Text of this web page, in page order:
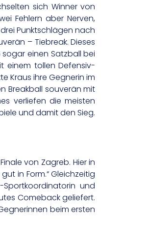
sich Winner von
Fehlern aber Nerven,
Punktschlägen nach
– Tiebreak. Dieses
einen Satzball bei
einem tollen Defensiv-
Kraus ihre Gegnerin im
Breakball souverän mit
verliefen die meisten
und damit den Sieg.
von Zagreb. Hier in
in Form.“ Gleichzeitig
und
Comeback geliefert.
beim ersten